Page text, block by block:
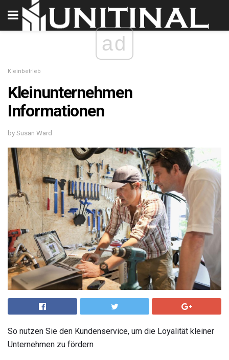
ad
Kleinbetrieb
Kleinunternehmen
Informationen
by Susan Ward
So nutzen Sie den Kundenservice, um die Loyalität kleiner
Unternehmen zu fördern